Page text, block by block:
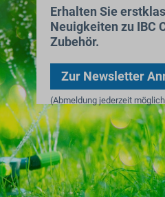
Erhalten Sie
Neuigkeiten zu IBC
Zubehör.
Zur Newsletter
(Abmeldung jederzeit